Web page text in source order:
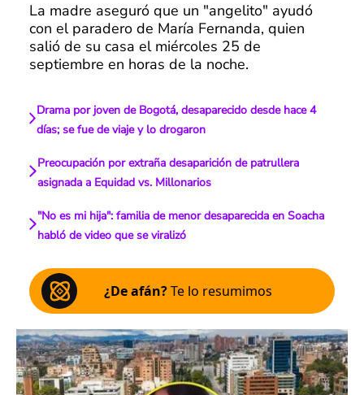
La madre aseguró que un "angelito" ayudó
con el paradero de María Fernanda, quien
salió de su casa el miércoles 25 de
septiembre en horas de la noche.
Drama por joven de Bogotá, desaparecido desde hace 4
días; se fue de viaje y lo drogaron
Preocupación por extraña desaparición de patrullera
asignada a Equidad vs. Millonarios
"No es mi hija": familia de menor desaparecida en Soacha
habló de video que se viralizó
¿De afán?Te lo resumimos